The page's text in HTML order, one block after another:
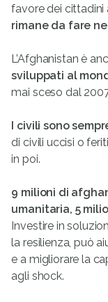
favore dei cittadini
rimane da fare
L’Afghanistan è
sviluppati al
mai sceso dal
I civili sono
di civili uccisi o
in poi.
9 milioni di
umanitaria, 5
Investire in
la resilienza, può
e a migliorare la
agli shock.